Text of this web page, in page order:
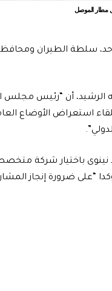
مطار الموصل
سلطة الطيران
الرشيد، أن “رئيس مجلس
استعراض الأوضاع
باختيار شركة
“على ضرورة إنجاز